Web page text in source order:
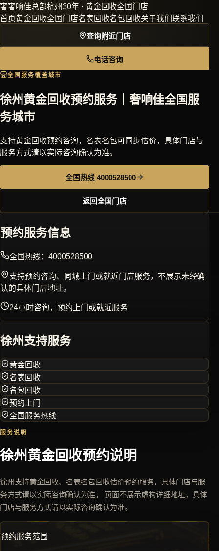
奢奢响佳总部杭州30年 · 黄金回收全国门店
首页黄金回收全国门店名表回收名包回收关于我们 联系我们
查询附近门店
电话咨询
全国服务覆盖城市
徐州黄金回收预约服务｜奢响佳全国服
务城市
支持黄金回收预约咨询，名表名包可同步估价，具体门店与
服务方式请以实际咨询确认为准。
全国热线 4000528500
返回全国门店
预约服务信息
全国热线： 4000528500
支持预约咨询、同城上门或就近门店服务，不展示未经确
认的具体门店地址。
24小时咨询，预约上门或就近服务
徐州支持服务
黄金回收
名表回收
名包回收
预约上门
全国服务热线
服务说明
徐州黄金回收预约说明
徐州支持黄金回收、名表名包回收估价预约服务，具体门店与服
务方式请以实际咨询确认为准。 页面不展示虚构详细地址，具体
门店与服务方式请以实际咨询确认为准。
预约服务范围